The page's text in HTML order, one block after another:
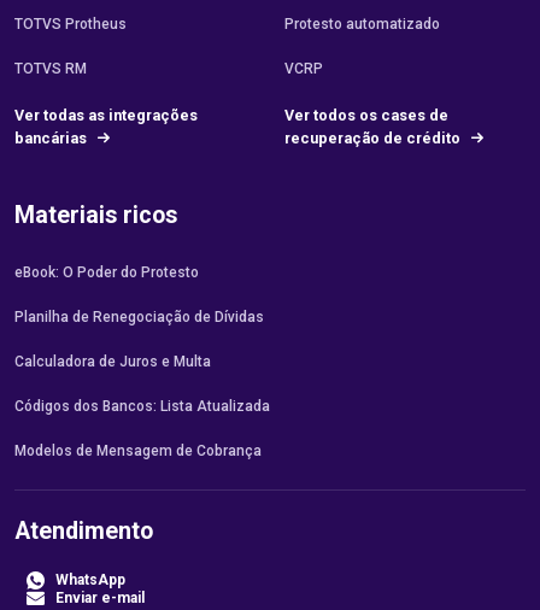
TOTVS Protheus
TOTVS RM
Ver todas as integrações
bancárias
Protesto automatizado
VCRP
Ver todos os cases de
recuperação de crédito
Materiais ricos
eBook: O Poder do Protesto
Planilha de Renegociação de Dívidas
Calculadora de Juros e Multa
Códigos dos Bancos: Lista Atualizada
Modelos de Mensagem de Cobrança
Atendimento
WhatsApp
Enviar e-mail